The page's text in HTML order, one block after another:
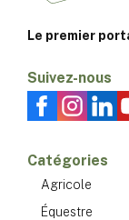
Le premier
Suivez-nous
Catégories
Agricole
Équestre